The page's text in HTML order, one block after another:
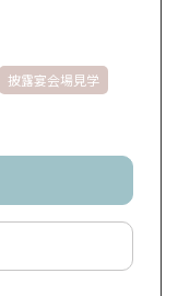
披露宴会場見学